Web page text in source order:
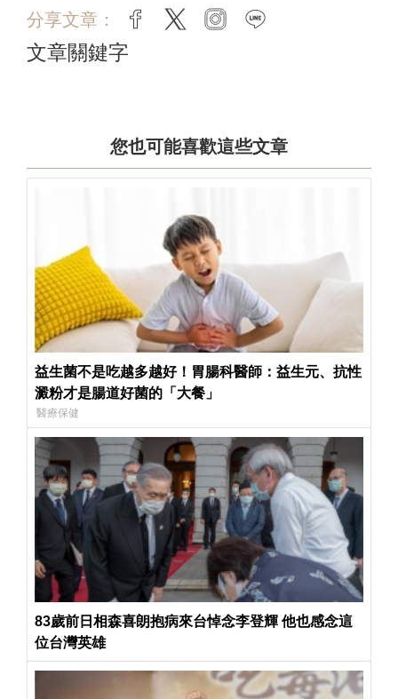
分享文章： facebook
twitter instagram
文章關鍵字
您也可能喜歡這些文章
益生菌不是吃越多越好！胃腸科醫師：益生元、抗性
澱粉才是腸道好菌的「大餐」
醫療保健
83歲前日相森喜朗抱病來台悼念李登輝 他也感念這
位台灣英雄